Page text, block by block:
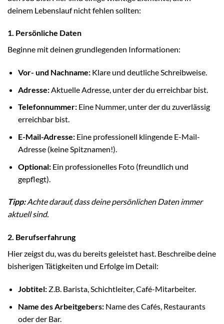
deinem Lebenslauf nicht fehlen sollten:
1. Persönliche Daten
Beginne mit deinen grundlegenden Informationen:
Vor- und Nachname:Klare und deutliche Schreibweise.
Adresse:Aktuelle Adresse, unter der du erreichbar bist.
Telefonnummer:Eine Nummer, unter der du zuverlässig
erreichbar bist.
E-Mail-Adresse:Eine professionell klingende E-Mail-
Adresse (keine Spitznamen!).
Optional:Ein professionelles Foto (freundlich und
gepflegt).
Tipp:Achte darauf, dass deine persönlichen Daten immer
aktuell sind.
2. Berufserfahrung
Hier zeigst du, was du bereits geleistet hast. Beschreibe deine
bisherigen Tätigkeiten und Erfolge im Detail:
Jobtitel:Z.B. Barista, Schichtleiter, Café-Mitarbeiter.
Name des Arbeitgebers:Name des Cafés, Restaurants
oder der Bar.